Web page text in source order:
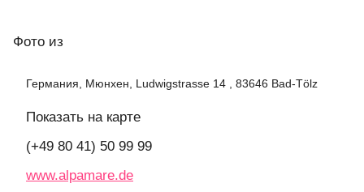
Фото из
Германия, Мюнхен, Ludwigstrasse 14 , 83646 Bad-Tölz
Показать на карте
(+49 80 41) 50 99 99
www.alpamare.de